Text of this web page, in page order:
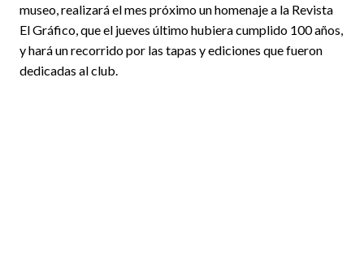
museo, realizará el mes próximo un homenaje a la Revista
El Gráfico, que el jueves último hubiera cumplido 100 años,
y hará un recorrido por las tapas y ediciones que fueron
dedicadas al club.